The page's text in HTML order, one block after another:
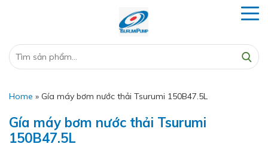
Home » Gía máy bơm nước thải Tsurumi 150B47.5L
Gía máy bơm nước thải Tsurumi
150B47.5L